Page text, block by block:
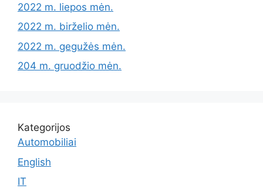
2022 m. liepos mėn.
2022 m. birželio mėn.
2022 m. gegužės mėn.
204 m. gruodžio mėn.
Kategorijos
Automobiliai
English
IT